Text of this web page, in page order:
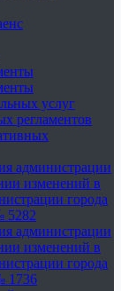
услуг
регламентов
администрации
изменений в
города
5282
администрации
изменений в
города
1736